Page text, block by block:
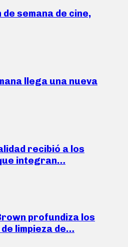
de semana de cine,
llega una nueva
recibió a los
integran…
profundiza los
limpieza de…